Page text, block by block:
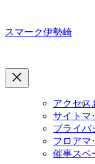
を
ッ
プ
スマーク伊勢崎
アクセス
サイトマ
プライバ
フロアマ
催事スペ